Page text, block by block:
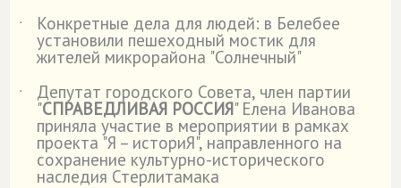
˙
Конкретные дела для людей: в Белебее
установили пешеходный мостик для
жителей микрорайона "Солнечный"
˙
Депутат городского Совета, член партии
"СПРАВЕДЛИВАЯ РОССИЯ" Елена Иванова
приняла участие в мероприятии в рамках
проекта "Я – историЯ", направленного на
сохранение культурно-исторического
наследия Стерлитамака